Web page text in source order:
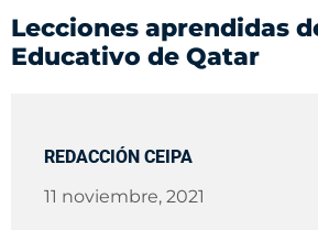
Lecciones aprendidas
Educativo de Qatar
REDACCIÓN CEIPA
11 noviembre, 2021